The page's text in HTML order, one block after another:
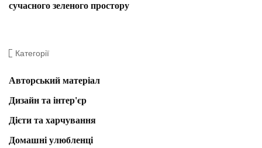
сучасного зеленого простору
Категорії
Авторський матеріал
Дизайн та інтер'єр
Дієти та харчування
Домашні улюбленці